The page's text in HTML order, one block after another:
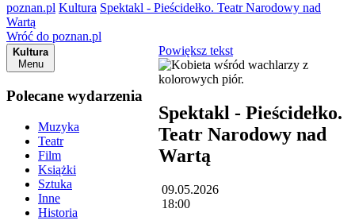
poznan.pl Kultura Spektakl - Pieścidełko. Teatr Narodowy nad
Wartą
Wróć do poznan.pl
Kultura
Menu
Polecane wydarzenia
Muzyka
Teatr
Film
Książki
Sztuka
Inne
Historia
Powiększ tekst
Spektakl - Pieścidełko.
Teatr Narodowy nad
Wartą
09.05.2026
18:00